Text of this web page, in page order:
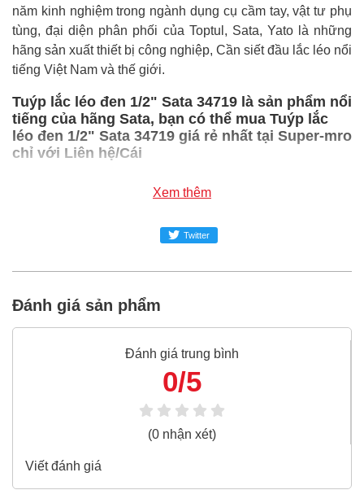
năm kinh nghiệm trong ngành dụng cụ cầm tay, vật tư phụ
tùng, đại diện phân phối của Toptul, Sata, Yato là những
hãng sản xuất thiết bị công nghiệp, Cần siết đầu lắc léo nổi
tiếng Việt Nam và thế giới.
Tuýp lắc léo đen 1/2" Sata 34719 là sản phẩm nổi
tiếng của hãng Sata, bạn có thể mua Tuýp lắc
léo đen 1/2" Sata 34719 giá rẻ nhất tại Super-mro
chỉ với Liên hệ/Cái
ngành công nghiệp MRO
Freeship toàn quốc đơn từ 3 triệu
Nếu bạn cần thêm thông tin củaTuýp lắc léo đen 1/2"
xin vui lòng liên hệ hotline -
0868.603.068
Xem thêm
Twitter
Đánh giá sản phẩm
Đánh giá trung bình
0/5
(0 nhận xét)
Viết đánh giá